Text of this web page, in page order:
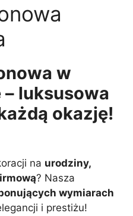
w
– luksusowa
okazję!
na urodziny,
? Nasza
wymiarach
i prestiżu!